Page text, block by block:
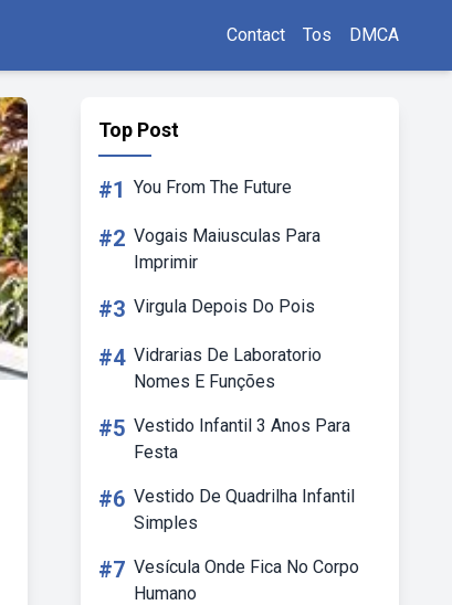
Contact Tos DMCA
Top Post
#1 You From The Future
#2 Vogais Maiusculas Para
Imprimir
#3 Virgula Depois Do Pois
#4 Vidrarias De Laboratorio
Nomes E Funções
#5 Vestido Infantil 3 Anos Para
Festa
#6 Vestido De Quadrilha Infantil
Simples
#7 Vesícula Onde Fica No Corpo
Humano